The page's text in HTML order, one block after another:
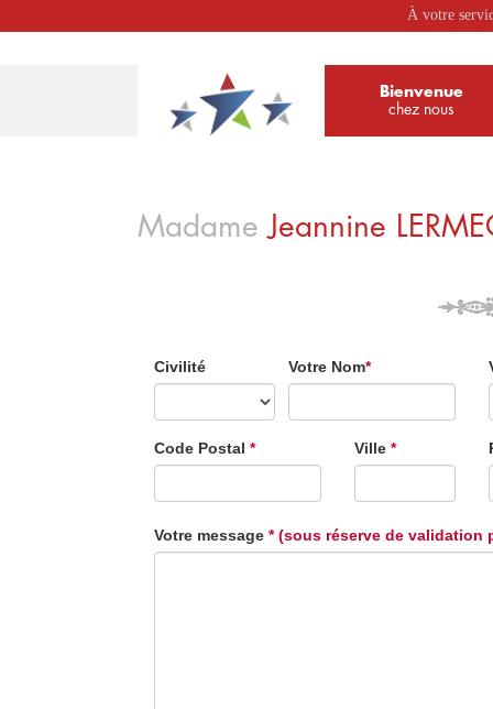
À votre
Bienvenue
chez nous
Madame Jeannine
Civilité Votre Nom*
Code Postal * Ville*
Votre message * (sous réserve de validation